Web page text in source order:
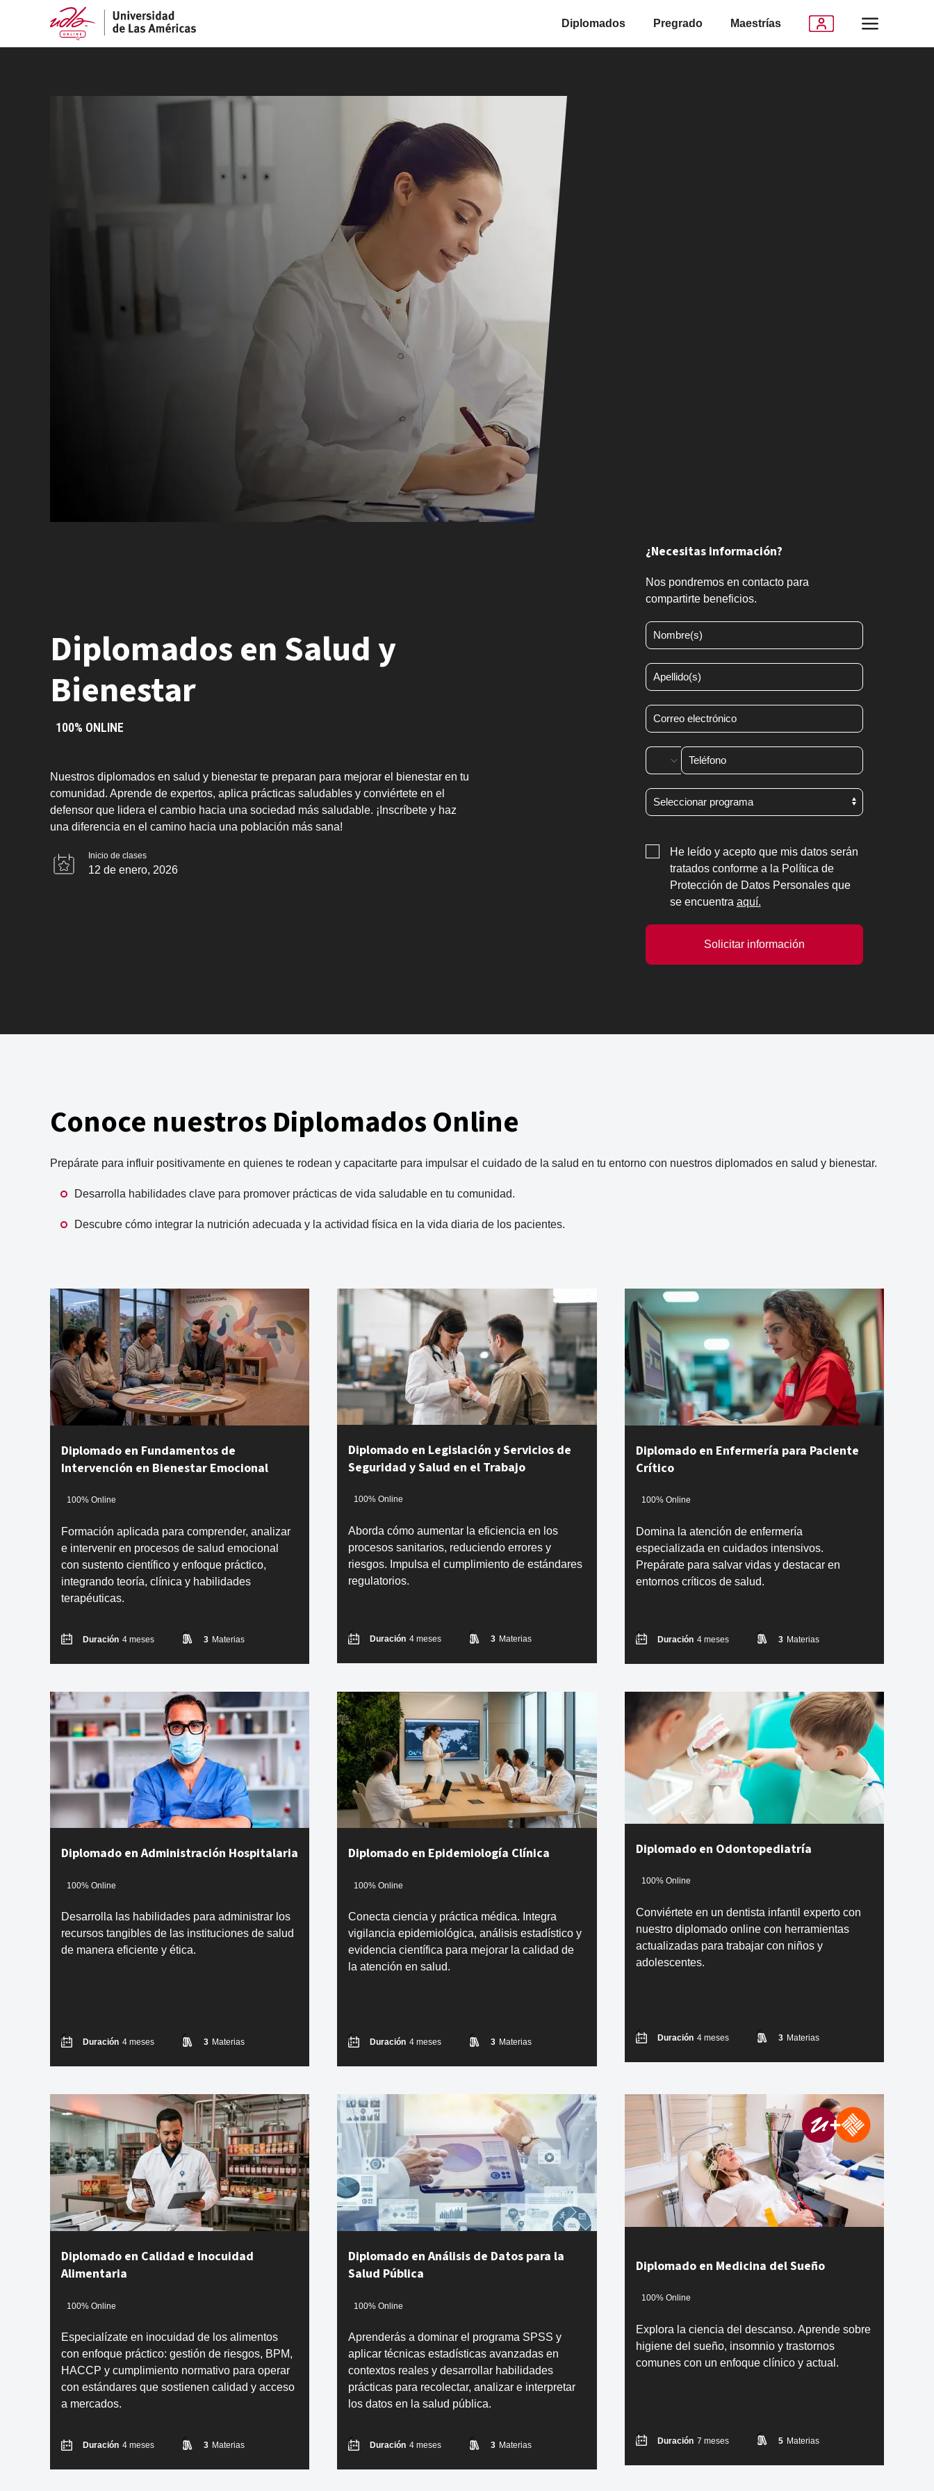
Diplomados Pregrado Maestrías
Diplomados en Salud y
Bienestar
100% ONLINE
Nuestros diplomados en salud y bienestar te preparan para mejorar el bienestar en tu
comunidad. Aprende de expertos, aplica prácticas saludables y conviértete en el
defensor que lidera el cambio hacia una sociedad más saludable. ¡Inscríbete y haz
una diferencia en el camino hacia una población más sana!
Inicio de clases
12 de enero, 2026
¿Necesitas información?
Nos pondremos en contacto para
compartirte beneficios.
He leído y acepto que mis datos serán
tratados conforme a la Política de
Protección de Datos Personales que
se encuentra aquí.
Solicitar información
Conoce nuestros Diplomados Online
Prepárate para influir positivamente en quienes te rodean y capacitarte para impulsar el cuidado de la salud en tu entorno con nuestros diplomados en salud y bienestar.
Desarrolla habilidades clave para promover prácticas de vida saludable en tu comunidad.
Descubre cómo integrar la nutrición adecuada y la actividad física en la vida diaria de los pacientes.
Diplomado en Fundamentos de
Intervención en Bienestar Emocional
100% Online
Formación aplicada para comprender, analizar
e intervenir en procesos de salud emocional
con sustento científico y enfoque práctico,
integrando teoría, clínica y habilidades
terapéuticas.
Duración 4 meses 3 Materias
Diplomado en Legislación y Servicios de
Seguridad y Salud en el Trabajo
100% Online
Aborda cómo aumentar la eficiencia en los
procesos sanitarios, reduciendo errores y
riesgos. Impulsa el cumplimiento de estándares
regulatorios.
Duración 4 meses 3 Materias
Diplomado en Enfermería para Paciente
Crítico
100% Online
Domina la atención de enfermería
especializada en cuidados intensivos.
Prepárate para salvar vidas y destacar en
entornos críticos de salud.
Duración 4 meses 3 Materias
Diplomado en Administración Hospitalaria
100% Online
Desarrolla las habilidades para administrar los
recursos tangibles de las instituciones de salud
de manera eficiente y ética.
Duración 4 meses 3 Materias
Diplomado en Epidemiología Clínica
100% Online
Conecta ciencia y práctica médica. Integra
vigilancia epidemiológica, análisis estadístico y
evidencia científica para mejorar la calidad de
la atención en salud.
Duración 4 meses 3 Materias
Diplomado en Odontopediatría
100% Online
Conviértete en un dentista infantil experto con
nuestro diplomado online con herramientas
actualizadas para trabajar con niños y
adolescentes.
Duración 4 meses 3 Materias
Diplomado en Calidad e Inocuidad
Alimentaria
100% Online
Especialízate en inocuidad de los alimentos
con enfoque práctico: gestión de riesgos, BPM,
HACCP y cumplimiento normativo para operar
con estándares que sostienen calidad y acceso
a mercados.
Duración 4 meses 3 Materias
Diplomado en Análisis de Datos para la
Salud Pública
100% Online
Aprenderás a dominar el programa SPSS y
aplicar técnicas estadísticas avanzadas en
contextos reales y desarrollar habilidades
prácticas para recolectar, analizar e interpretar
los datos en la salud pública.
Duración 4 meses 3 Materias
Diplomado en Medicina del Sueño
100% Online
Explora la ciencia del descanso. Aprende sobre
higiene del sueño, insomnio y trastornos
comunes con un enfoque clínico y actual.
Duración 7 meses 5 Materias